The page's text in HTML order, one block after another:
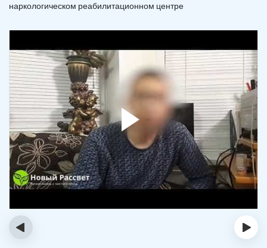
наркологическом реабилитационном центре
‹ ›